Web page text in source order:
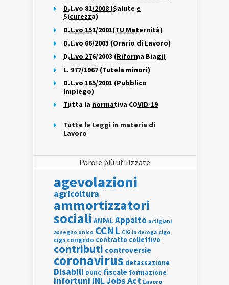
D.L.vo 81/2008 (Salute e
Sicurezza)
D.L.vo 151/2001(TU Maternità)
D.L.vo 66/2003 (Orario di Lavoro)
D.L.vo 276/2003 (Riforma Biagi)
L. 977/1967 (Tutela minori)
D.L.vo 165/2001 (Pubblico
Impiego)
Tutta la normativa COVID-19
Tutte le Leggi in materia di
Lavoro
Parole più utilizzate
agevolazioni
agricoltura
ammortizzatori
sociali ANPALAppalto artigiani
assegno unico CCNL CIG in deroga cigo
cigs congedo contratto collettivo
contributi controversie
coronavirus detassazione
Disabili DURC fiscale formazione
infortuni INLJobs Act Lavoro